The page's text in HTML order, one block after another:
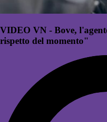
VIDEO VN - Bove,
rispetto del momento"